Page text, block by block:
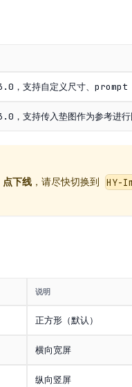
，支持自定义尺寸、
，支持传入垫图作为参考进行
下线，请尽快切换到
HY-
说明
正方形（默认）
横向宽屏
纵向竖屏